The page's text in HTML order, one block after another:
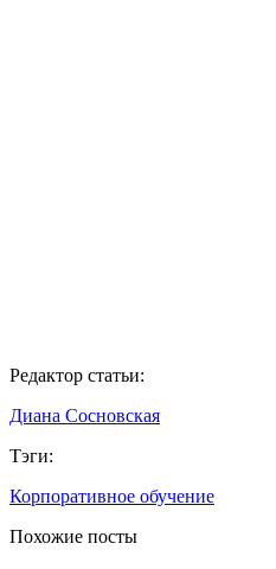
Редактор статьи:
Диана Сосновская
Тэги:
Корпоративное обучение
Похожие посты